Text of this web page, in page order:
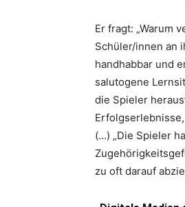
Er fragt: „Warum
Schüler/innen an
handhabbar und
salutogene
die Spieler
(…) „Die Spieler
zu oft darauf